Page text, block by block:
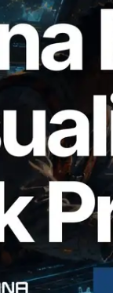
Blok